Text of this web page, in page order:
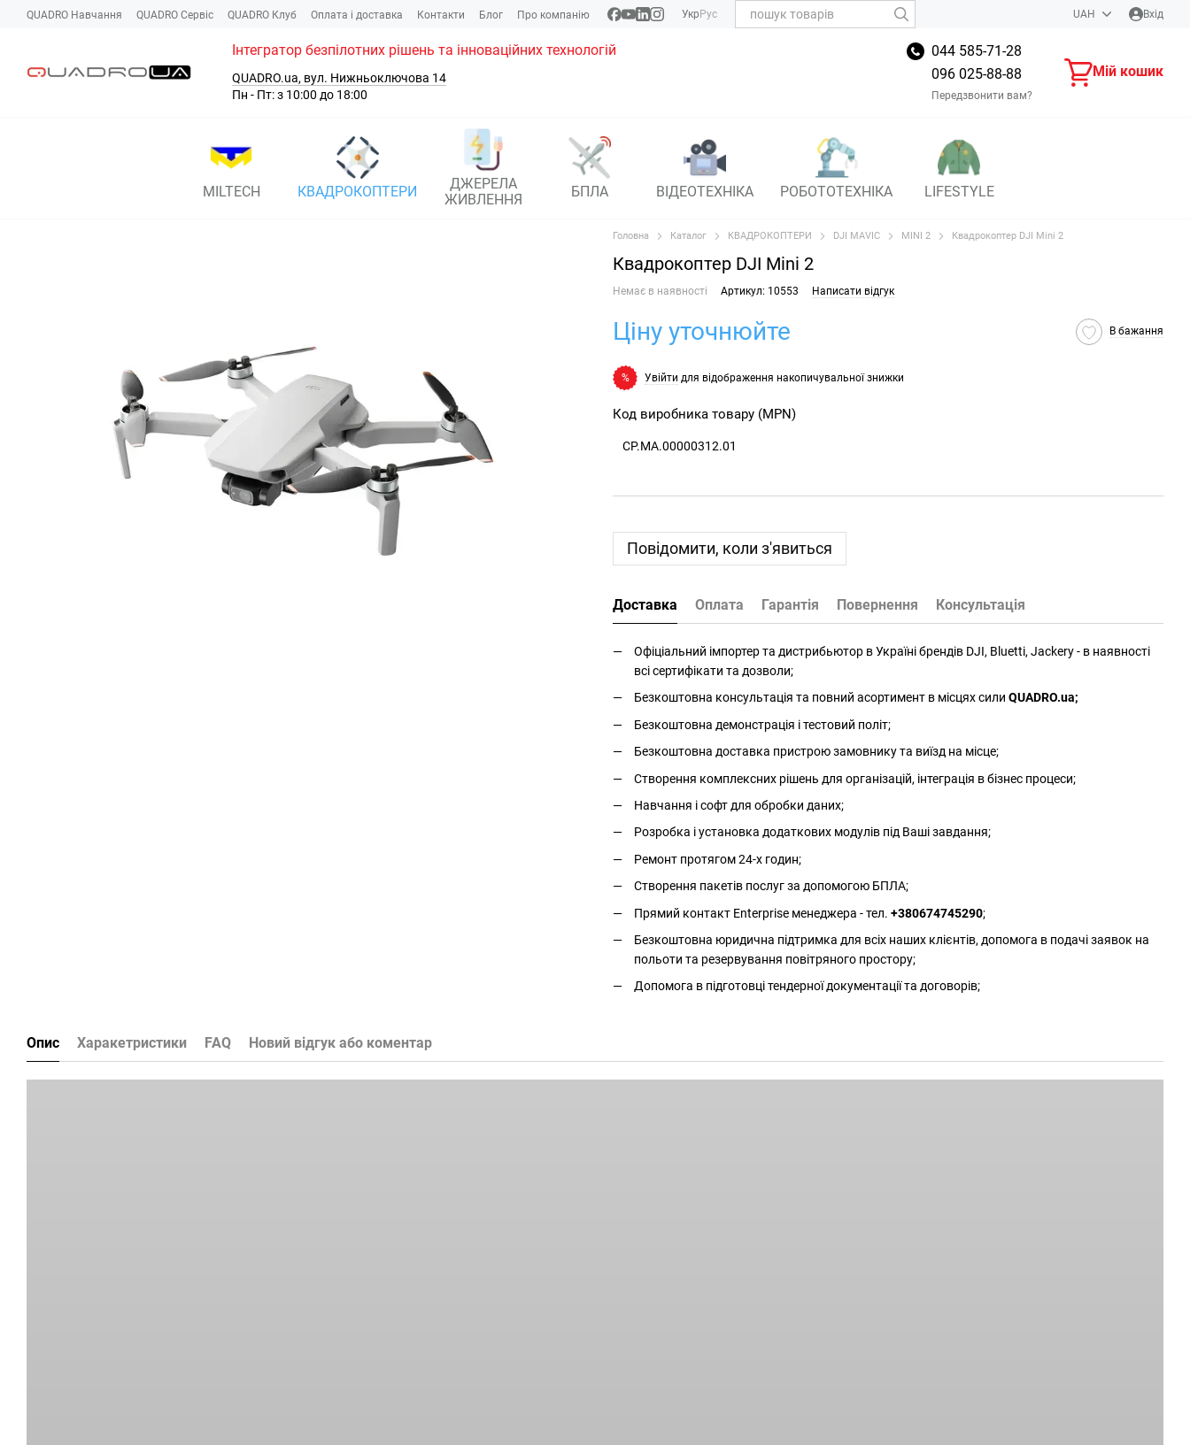
Перейти до основного контенту
QUADRO Навчання QUADRO Сервіc QUADRO Клуб Оплата і доставка Контакти Блог Про компанію Укр Рус UAH Вхід
Інтегратор безпілотних рішень та інноваційних технологій
QUADRO.ua, вул. Нижньоключова 14
Пн - Пт: з 10:00 до 18:00
044 585-71-28
096 025-88-88
Передзвонити вам?
Мій кошик
MILTECH КВАДРОКОПТЕРИ
ДЖЕРЕЛА
ЖИВЛЕННЯ
БПЛА ВІДЕОТЕХНІКА РОБОТОТЕХНІКА LIFESTYLE
Головна Каталог КВАДРОКОПТЕРИ DJI MAVIC MINI 2 Квадрокоптер DJI Mini 2
Квадрокоптер DJI Mini 2
Немає в наявності Артикул: 10553 Написати відгук
Ціну уточнюйте В бажання
% Увійти для відображення накопичувальної знижки
Код виробника товару (MPN)
CP.MA.00000312.01
Повідомити, коли з'явиться
Доставка Оплата Гарантія Повернення Консультація
Офіціальний імпортер та дистрибьютор в Україні брендів DJI, Bluetti, Jackery - в наявності
всі сертифікати та дозволи;
Безкоштовна консультація та повний асортимент в місцях сили QUADRO.ua;
Безкоштовна демонстрація і тестовий політ;
Безкоштовна доставка пристрою замовнику та виїзд на місце;
Створення комплексних рішень для організацій, інтеграція в бізнес процеси;
Навчання і софт для обробки даних;
Розробка і установка додаткових модулів під Ваші завдання;
Ремонт протягом 24-х годин;
Створення пакетів послуг за допомогою БПЛА;
Прямий контакт Enterprise менеджера - тел. +380674745290;
Безкоштовна юридична підтримка для всіх наших клієнтів, допомога в подачі заявок на
польоти та резервування повітряного простору;
Допомога в підготовці тендерної документації та договорів;
Опис Харакетристики FAQ Новий відгук або коментар